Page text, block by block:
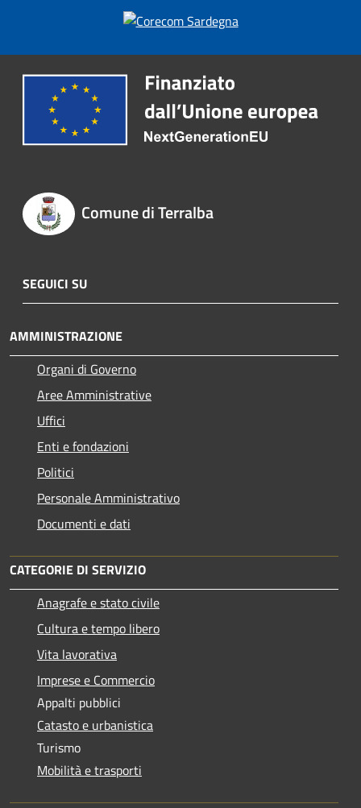
Comune di Terralba
SEGUICI SU
AMMINISTRAZIONE
Organi di Governo
Aree Amministrative
Uffici
Enti e fondazioni
Politici
Personale Amministrativo
Documenti e dati
CATEGORIE DI SERVIZIO
Anagrafe e stato civile
Cultura e tempo libero
Vita lavorativa
Imprese e Commercio
Appalti pubblici
Catasto e urbanistica
Turismo
Mobilità e trasporti